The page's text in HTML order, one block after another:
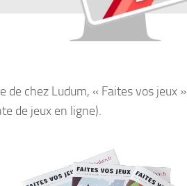
de chez Ludum, « Faites vos
de jeux en ligne).